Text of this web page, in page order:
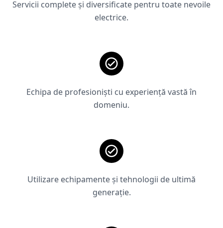
Servicii complete și diversificate pentru toate nevoile
electrice.
Echipa de profesioniști cu experiență vastă în
domeniu.
Utilizare echipamente și tehnologii de ultimă
generație.